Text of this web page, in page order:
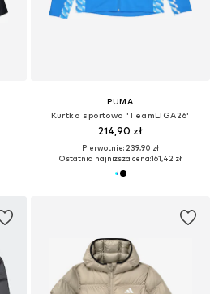
PUMA
Kurtka sportowa 'TeamLIGA26'
214,90 zł
Pierwotnie: 239,90 zł
Ostatnia najniższa cena:161,42 zł